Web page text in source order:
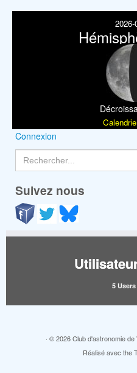
2026-
Connexion
Search
for:
Suivez nous
5 Users
· © 2026Club d'astronomie de
Réalisé avec the